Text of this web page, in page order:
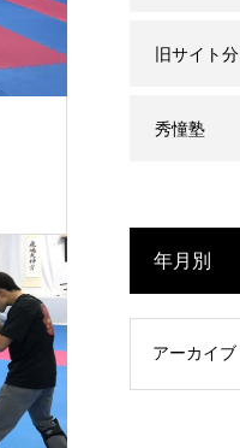
旧サイト分
秀憧塾
年月別